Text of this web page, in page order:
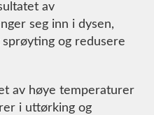
av
seg inn i dysen,
og redusere
av høye temperaturer
i uttørking og